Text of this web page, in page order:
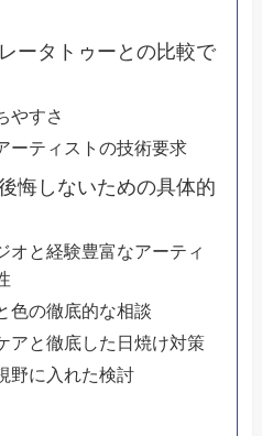
ータトゥーとの比較で
やすさ
ーティストの技術要求
悔しないための具体的
オと経験豊富なアーティ
色の徹底的な相談
アと徹底した日焼け対策
野に入れた検討